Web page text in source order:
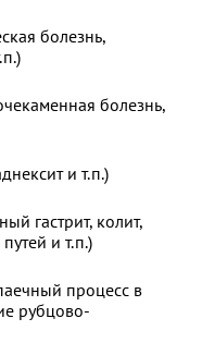
болезнь,
болезнь,
и т.п.)
гастрит, колит,
и т.п.)
процесс в
рубцово-